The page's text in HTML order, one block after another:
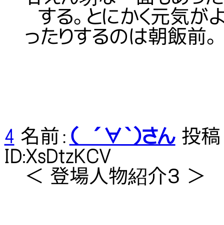
する。とにかく元気が
ったりするのは朝飯前。
4 名前： （ ´∀｀）さん投稿
ID:XsDtzKCV
＜ 登場人物紹介３ ＞